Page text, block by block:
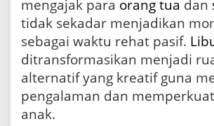
L
e
w
a
t
G
r
mengajak para orang tua dan
tidak sekadar menjadikan
sebagai waktu rehat pasif.
ditransformasikan menjadi
alternatif yang kreatif guna
pengalaman dan memperkuat
anak.